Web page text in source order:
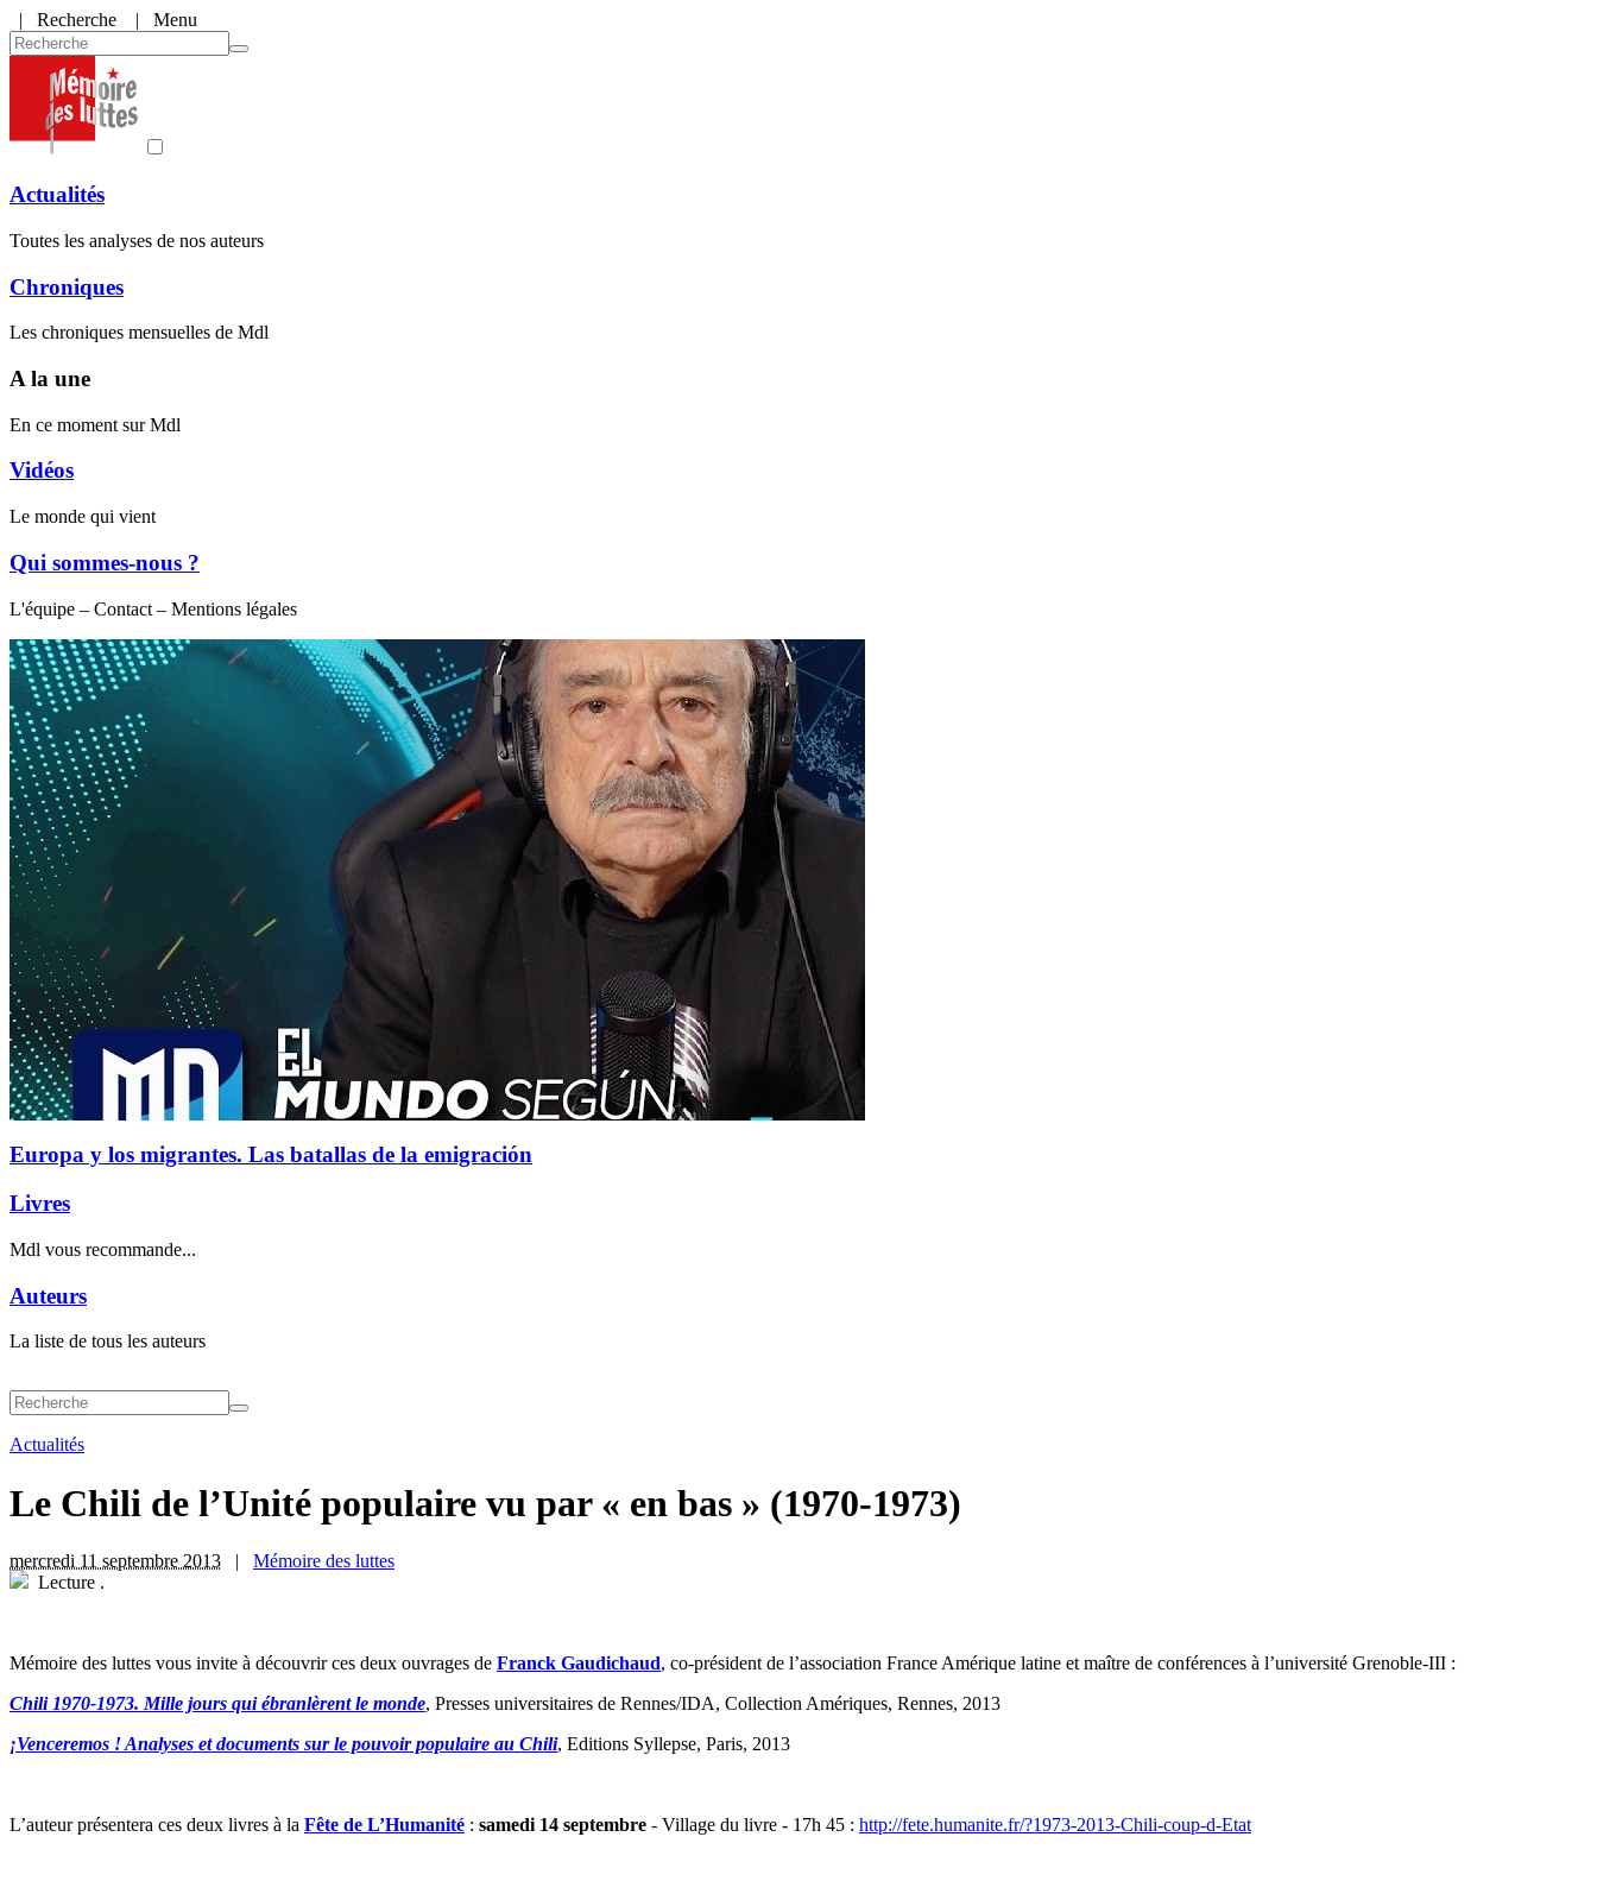
| Recherche | Menu
Actualités
Toutes les analyses de nos auteurs
Chroniques
Les chroniques mensuelles de Mdl
A la une
En ce moment sur Mdl
Vidéos
Le monde qui vient
Qui sommes-nous ?
L'équipe – Contact – Mentions légales
Europa y los migrantes. Las batallas de la emigración
Livres
Mdl vous recommande...
Auteurs
La liste de tous les auteurs
Actualités
Le Chili de l’Unité populaire vu par « en bas » (1970-1973)
mercredi 11 septembre 2013 | Mémoire des luttes
Lecture .
Mémoire des luttes vous invite à découvrir ces deux ouvrages de Franck Gaudichaud, co-président de l’association France Amérique latine et maître de conférences à l’université Grenoble-III :
Chili 1970-1973. Mille jours qui ébranlèrent le monde, Presses universitaires de Rennes/IDA, Collection Amériques, Rennes, 2013
¡Venceremos ! Analyses et documents sur le pouvoir populaire au Chili, Editions Syllepse, Paris, 2013
L’auteur présentera ces deux livres à la Fête de L’Humanité : samedi 14 septembre - Village du livre - 17h 45 : http://fete.humanite.fr/?1973-2013-Chili-coup-d-Etat